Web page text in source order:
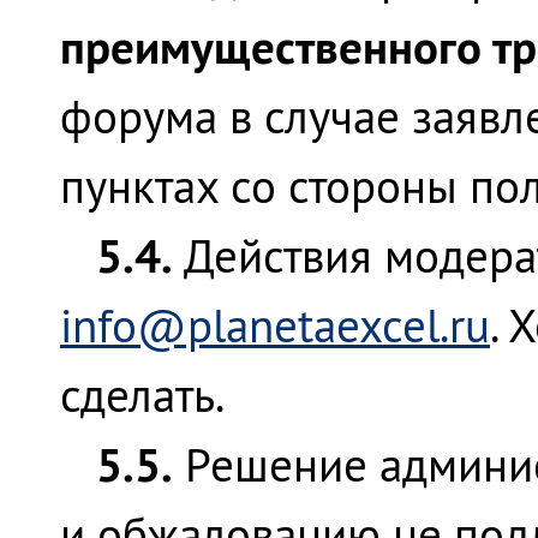
преимущественного
форума в случае
пунктах со стороны
5.4. Действия
info@planetaexcel.ru.
сделать.
5.5. Решение